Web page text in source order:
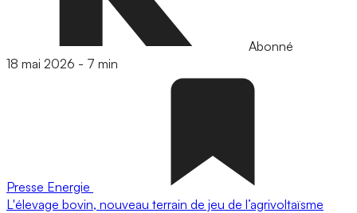
Abonné
18 mai 2026 - 7 min
Presse Energie
L'élevage bovin, nouveau terrain de jeu de l’agrivoltaïsme